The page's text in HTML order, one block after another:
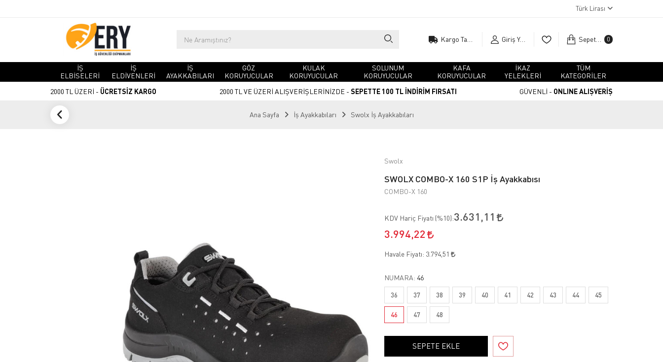
Türk Lirası
Giriş Yap Sepetim 0
İŞ
ELBİSELERİ
İŞ
ELDİVENLERİ
İŞ
AYAKKABILARI
GÖZ
KORUYUCULAR
KULAK
KORUYUCULAR
SOLUNUM
KORUYUCULAR
KAFA
KORUYUCULAR
İKAZ
YELEKLERİ
TÜM
KATEGORİLER
2000 TL ÜZERİ - ÜCRETSİZ KARGO 2000 TL VE ÜZERİ ALIŞVERİŞLERİNİZDE - SEPETTE 100 TL İNDİRİM FIRSATI GÜVENLİ - ONLINE ALIŞVERİŞ
Ana Sayfa İş Ayakkabıları Swolx İş Ayakkabıları
Swolx
SWOLX COMBO-X 160 S1P İş Ayakkabısı
COMBO-X 160
KDV Hariç Fiyatı (%10):3.631,11
3.994,22
Havale Fiyatı: 3.794,51
NUMARA: 46
36 37 38 39 40 41 42 43 44 45
46 47 48
SEPETE EKLE